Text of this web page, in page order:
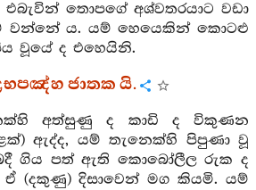
තොපගේ අශ්වතරයාට වඩා
වන්නේ ය. යම් හෙයෙකින් කොටළු
වූයේ ද එහෙයිනි.
ජාතක යි.
අත්සුණු ද කාඩි ද විකුණන
ඇද්ද, යම් තැනෙක්හි පිපුණා වූ
ගිය පත් ඇති කොබෝලීල රුක ද
(දකුණු) දිසාවෙන් මග කියමි. යම්